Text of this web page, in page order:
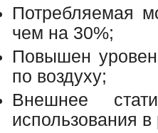
Потребляемая
чем на 30%;
Повышен
по воздуху;
Внешнее
использования в